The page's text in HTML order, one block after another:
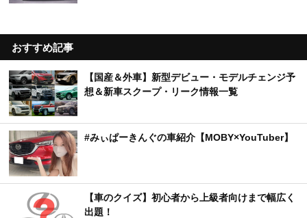
おすすめ記事
【国産＆外車】新型デビュー・モデルチェンジ予
想＆新車スクープ・リーク情報一覧
#みぃぱーきんぐの車紹介【MOBY×YouTuber】
【車のクイズ】初心者から上級者向けまで幅広く
出題！